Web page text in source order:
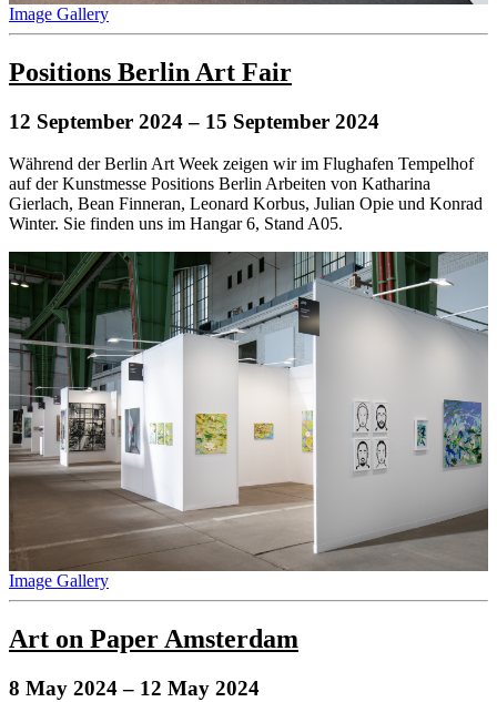
Image Gallery
Positions Berlin Art Fair
12 September 2024– 15 September 2024
Während der Berlin Art Week zeigen wir im Flughafen Tempelhof
auf der Kunstmesse Positions Berlin Arbeiten von Katharina
Gierlach, Bean Finneran, Leonard Korbus, Julian Opie und Konrad
Winter. Sie finden uns im Hangar 6, Stand A05.
Image Gallery
Art on Paper Amsterdam
8 May 2024– 12 May 2024